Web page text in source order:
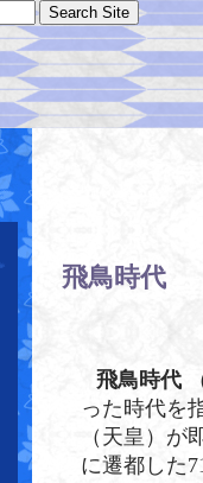
飛鳥時代
飛鳥時代
った時代を
（天皇）が
に遷都した